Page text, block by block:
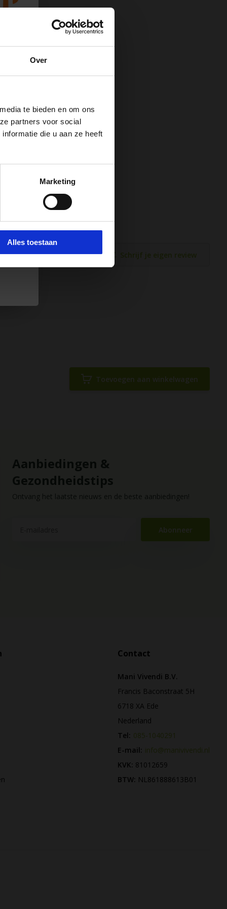
Over
te bieden en om ons
partners voor social
die u aan ze heeft
Marketing
Alles toestaan
Schrijf je eigen review
Toevoegen aan winkelwagen
Aanbiedingen &
Gezondheidstips
Ontvang het laatste nieuws en de beste aanbiedingen!
Abonneer
Contact
Mani Vivendi B.V.
Francis Baconstraat 5H
6718 XA Ede
Nederland
Tel: 085-1040291
E-mail: info@manivivendi.nl
KVK: 81012659
BTW: NL861888613B01